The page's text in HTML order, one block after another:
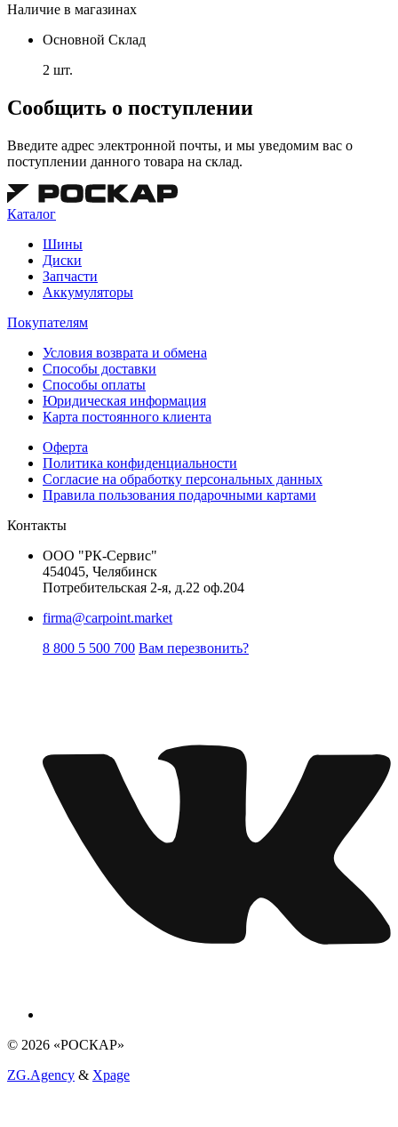
Наличие в магазинах
Основной Склад
2 шт.
Сообщить о поступлении
Введите адрес электронной почты, и мы уведомим вас о
поступлении данного товара на склад.
Каталог
Шины
Диски
Запчасти
Аккумуляторы
Покупателям
Условия возврата и обмена
Способы доставки
Способы оплаты
Юридическая информация
Карта постоянного клиента
Оферта
Политика конфиденциальности
Согласие на обработку персональных данных
Правила пользования подарочными картами
Контакты
ООО "РК-Сервис"
454045, Челябинск
Потребительская 2-я, д.22 оф.204
firma@carpoint.market
8 800 5 500 700 Вам перезвонить?
© 2026 «РОСКАР»
ZG.Agency & Xpage